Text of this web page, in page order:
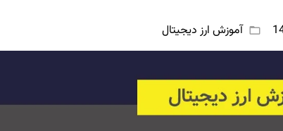
folder_open آموزش ارز دیجیتال